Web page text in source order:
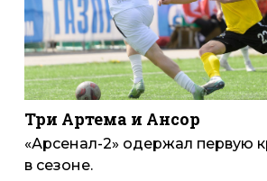
Три Артема и Ансор
«Арсенал-2» одержал первую
в сезоне.